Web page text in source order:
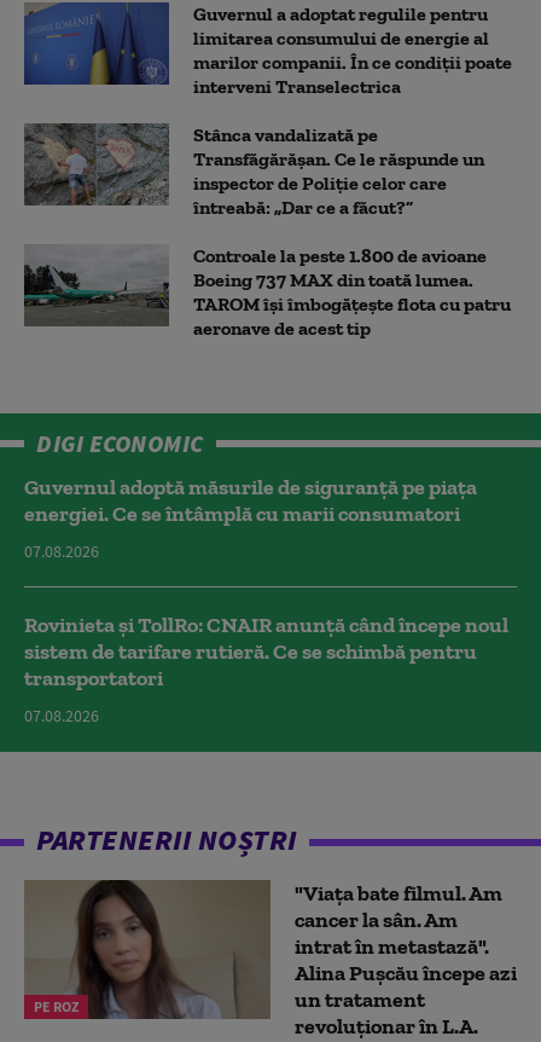
Guvernul a adoptat regulile pentru
limitarea consumului de energie al
marilor companii. În ce condiții poate
interveni Transelectrica
Stânca vandalizată pe
Transfăgărășan. Ce le răspunde un
inspector de Poliție celor care
întreabă: „Dar ce a făcut?”
Controale la peste 1.800 de avioane
Boeing 737 MAX din toată lumea.
TAROM își îmbogățește flota cu patru
aeronave de acest tip
DIGI ECONOMIC
Guvernul adoptă măsurile de siguranță pe piața
energiei. Ce se întâmplă cu marii consumatori
07.08.2026
Rovinieta și TollRo: CNAIR anunță când începe noul
sistem de tarifare rutieră. Ce se schimbă pentru
transportatori
07.08.2026
PARTENERII NOȘTRI
PE ROZ
"Viața bate filmul. Am
cancer la sân. Am
intrat în metastază".
Alina Pușcău începe azi
un tratament
revoluționar în L.A.